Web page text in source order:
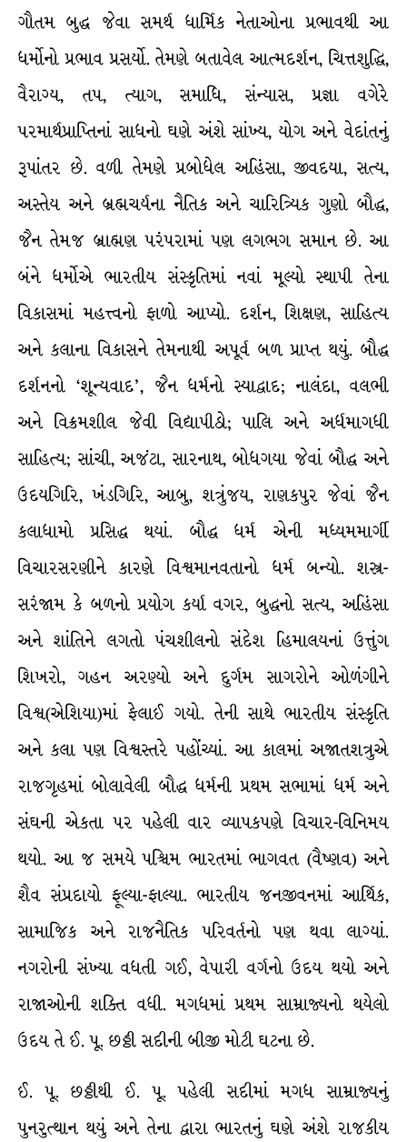
ગૌતમ બુદ્ધ જેવા સમર્થ ધાર્મિક નેતાઓના પ્રભાવથી આ
ધર્મોનો પ્રભાવ પ્રસર્યો. તેમણે બતાવેલ આત્મદર્શન, ચિત્તશુદ્ધિ,
વૈરાગ્ય, તપ, ત્યાગ, સમાધિ, સંન્યાસ, પ્રજ્ઞા વગેરે
પરમાર્થપ્રાપ્તિનાં સાધનો ઘણે અંશે સાંખ્ય, યોગ અને વેદાંતનું
રૂપાંતર છે. વળી તેમણે પ્રબોધેલ અહિંસા, જીવદયા, સત્ય,
અસ્તેય અને બ્રહ્મચર્યના નૈતિક અને ચારિત્ર્યિક ગુણો બૌદ્ધ,
જૈન તેમજ બ્રાહ્મણ પરંપરામાં પણ લગભગ સમાન છે. આ
બંને ધર્મોએ ભારતીય સંસ્કૃતિમાં નવાં મૂલ્યો સ્થાપી તેના
વિકાસમાં મહત્ત્વનો ફાળો આપ્યો. દર્શન, શિક્ષણ, સાહિત્ય
અને કલાના વિકાસને તેમનાથી અપૂર્વ બળ પ્રાપ્ત થયું. બૌદ્ધ
દર્શનનો ‘શૂન્યવાદ’, જૈન ધર્મનો સ્યાદ્વાદ; નાલંદા, વલભી
અને વિક્રમશીલ જેવી વિદ્યાપીઠો; પાલિ અને અર્ધમાગધી
સાહિત્ય; સાંચી, અજંટા, સારનાથ, બોધગયા જેવાં બૌદ્ધ અને
ઉદયગિરિ, ખંડગિરિ, આબુ, શત્રુંજય, રાણકપુર જેવાં જૈન
કલાધામો પ્રસિદ્ધ થયાં. બૌદ્ધ ધર્મ એની મધ્યમમાર્ગી
વિચારસરણીને કારણે વિશ્વમાનવતાનો ધર્મ બન્યો. શસ્ત્ર-
સરંજામ કે બળનો પ્રયોગ કર્યા વગર, બુદ્ધનો સત્ય, અહિંસા
અને શાંતિને લગતો પંચશીલનો સંદેશ હિમાલયનાં ઉત્તુંગ
શિખરો, ગહન અરણ્યો અને દુર્ગમ સાગરોને ઓળંગીને
વિશ્વ(એશિયા)માં ફેલાઈ ગયો. તેની સાથે ભારતીય સંસ્કૃતિ
અને કલા પણ વિશ્વસ્તરે પહોંચ્યાં. આ કાલમાં અજાતશત્રુએ
રાજગૃહમાં બોલાવેલી બૌદ્ધ ધર્મની પ્રથમ સભામાં ધર્મ અને
સંઘની એકતા પર પહેલી વાર વ્યાપકપણે વિચાર-વિનિમય
થયો. આ જ સમયે પશ્ચિમ ભારતમાં ભાગવત (વૈષ્ણવ) અને
શૈવ સંપ્રદાયો ફૂલ્યા-ફાલ્યા. ભારતીય જનજીવનમાં આર્થિક,
સામાજિક અને રાજનૈતિક પરિવર્તનો પણ થવા લાગ્યાં.
નગરોની સંખ્યા વધતી ગઈ, વેપારી વર્ગનો ઉદય થયો અને
રાજાઓની શક્તિ વધી. મગધમાં પ્રથમ સામ્રાજ્યનો થયેલો
ઉદય તે ઈ. પૂ. છઠ્ઠી સદીની બીજી મોટી ઘટના છે.
ઈ. પૂ. છઠ્ઠીથી ઈ. પૂ. પહેલી સદીમાં મગધ સામ્રાજ્યનું
પુનરુત્થાન થયું અને તેના દ્વારા ભારતનું ઘણે અંશે રાજકીય